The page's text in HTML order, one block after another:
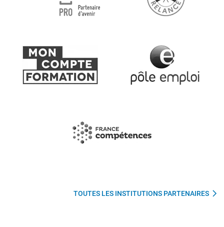
TOUTES LES INSTITUTIONS PARTENAIRES